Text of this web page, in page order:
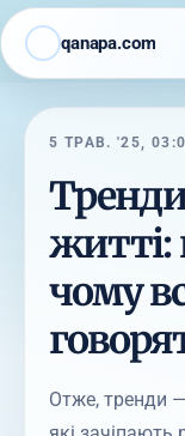
qanapa.com
5 ТРАВ. '25,
житті:
чому
Отже, тренди —